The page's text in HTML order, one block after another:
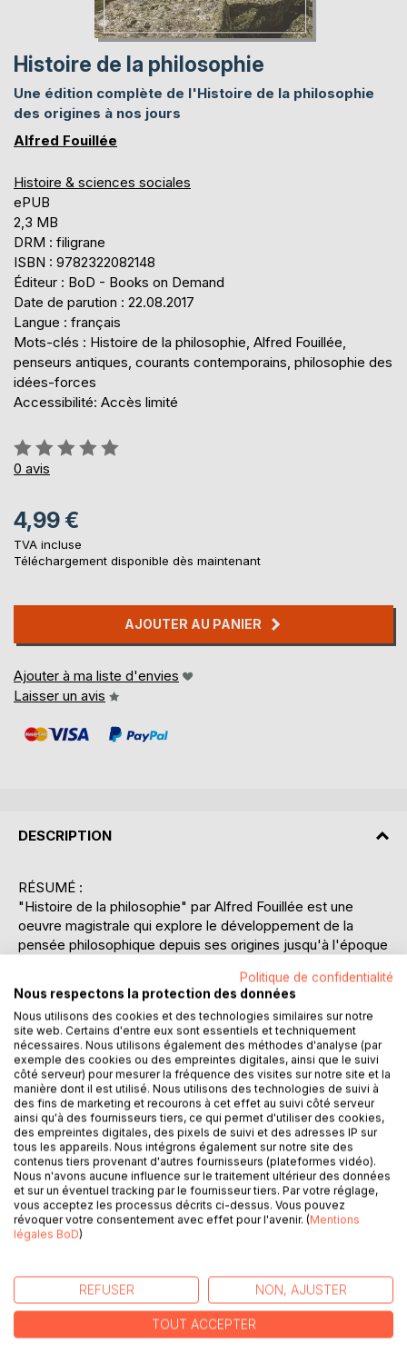
Histoire de la philosophie
Une édition complète de l'Histoire de la philosophie
des origines à nos jours
Alfred Fouillée
Histoire & sciences sociales
ePUB
2,3 MB
DRM : filigrane
ISBN : 9782322082148
Éditeur : BoD - Books on Demand
Date de parution : 22.08.2017
Langue : français
Mots-clés : Histoire de la philosophie, Alfred Fouillée,
penseurs antiques, courants contemporains, philosophie des
idées-forces
Accessibilité: Accès limité
Évaluation:
0%
0 avis
4,99 €
TVA incluse
Téléchargement disponible dès maintenant
AJOUTER AU PANIER
Ajouter à ma liste d'envies
Laisser un avis
DESCRIPTION
RÉSUMÉ :
"Histoire de la philosophie" par Alfred Fouillée est une
oeuvre magistrale qui explore le développement de la
pensée philosophique depuis ses origines jusqu'à l'époque
accessible des concepts philosophiques complexes tout
en préservant leur profondeur et leur richesse. Fouillée
guide le lecteur à travers les grandes périodes de l'histoire
de la philosophie, en commençant par les penseurs de
l'Antiquité tels que Socrate, Platon et Aristote, jusqu'aux
courants contemporains du XIXe et du début du XXe
siècle. Il met en lumière les idées révolutionnaires qui ont
façonné notre compréhension du monde, de la
métaphysique à l'éthique, en passant par l'épistémologie.
Chaque chapitre est un voyage intellectuel, illustrant
comment les philosophes ont répondu aux questions
fondamentales de l'existence humaine. En intégrant des
analyses critiques et des réflexions sur l'impact social et
culturel de la philosophie, Fouillée souligne l'importance de
livre une ressource précieuse pour quiconque s'intéresse à
la philosophie, qu'il soit étudiant, chercheur ou simple
Politique de confidentialité
Nous respectons la protection des données
Nous utilisons des cookies et des technologies similaires sur notre
site web. Certains d'entre eux sont essentiels et techniquement
nécessaires. Nous utilisons également des méthodes d'analyse (par
exemple des cookies ou des empreintes digitales, ainsi que le suivi
côté serveur) pour mesurer la fréquence des visites sur notre site et la
manière dont il est utilisé. Nous utilisons des technologies de suivi à
des fins de marketing et recourons à cet effet au suivi côté serveur
ainsi qu'à des fournisseurs tiers, ce qui permet d'utiliser des cookies,
des empreintes digitales, des pixels de suivi et des adresses IP sur
tous les appareils. Nous intégrons également sur notre site des
contenus tiers provenant d'autres fournisseurs (plateformes vidéo).
Nous n'avons aucune influence sur le traitement ultérieur des données
et sur un éventuel tracking par le fournisseur tiers. Par votre réglage,
vous acceptez les processus décrits ci-dessus. Vous pouvez
révoquer votre consentement avec effet pour l'avenir. (Mentions
légales BoD)
REFUSER NON, AJUSTER
TOUT ACCEPTER